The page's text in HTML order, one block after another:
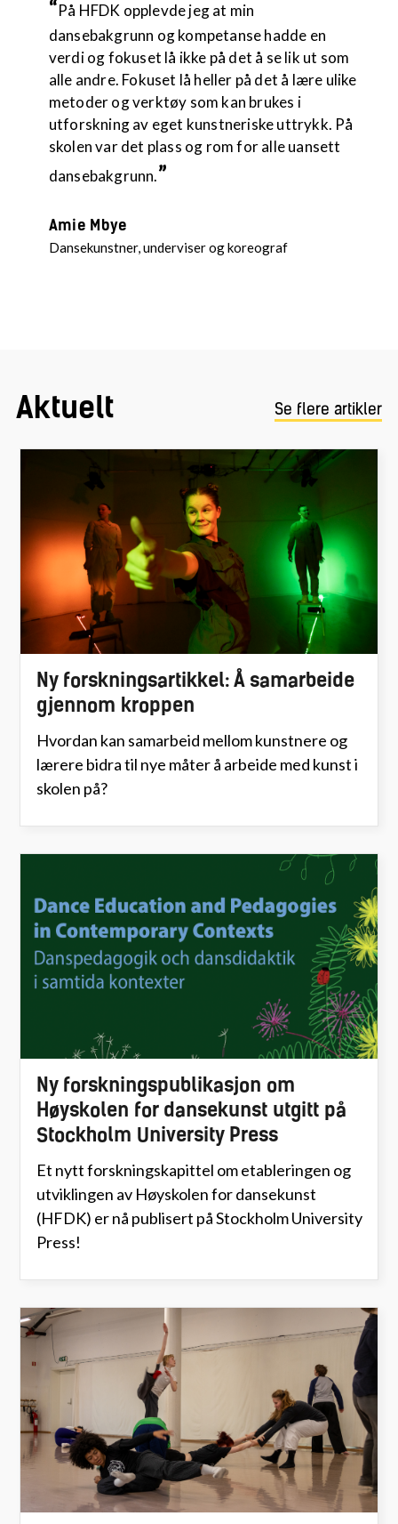
“På HFDK opplevde jeg at min
dansebakgrunn og kompetanse hadde en
verdi og fokuset lå ikke på det å se lik ut som
alle andre. Fokuset lå heller på det å lære ulike
metoder og verktøy som kan brukes i
utforskning av eget kunstneriske uttrykk. På
skolen var det plass og rom for alle uansett
dansebakgrunn.”
Amie Mbye
Dansekunstner, underviser og koreograf
Aktuelt Se flere artikler
Ny forskningsartikkel: Å samarbeide
gjennom kroppen
Hvordan kan samarbeid mellom kunstnere og
lærere bidra til nye måter å arbeide med kunst i
skolen på?
Ny forskningspublikasjon om
Høyskolen for dansekunst utgitt på
Stockholm University Press
Et nytt forskningskapittel om etableringen og
utviklingen av Høyskolen for dansekunst
(HFDK) er nå publisert på Stockholm University
Press!